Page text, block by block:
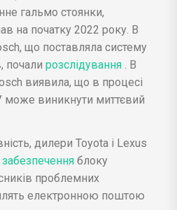
гальмо стоянки,
на початку 2022 року. В
що поставляла систему
почали розслідування
. В
виявила, що в процесі
може виникнути миттєвий
дилери Toyota і Lexus
блоку
проблемних
електронною поштою